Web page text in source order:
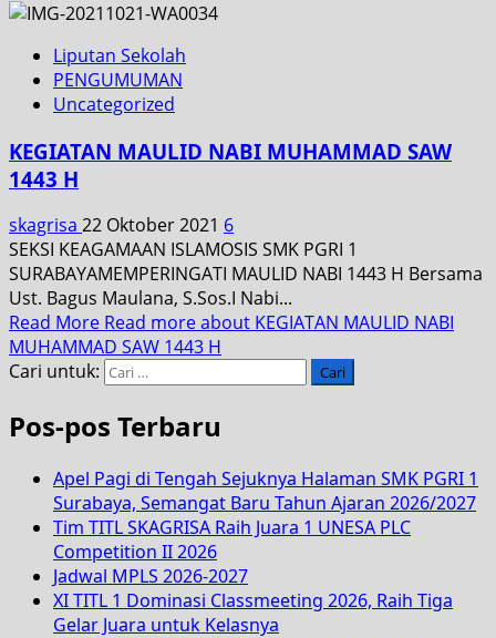
Liputan Sekolah
PENGUMUMAN
Uncategorized
KEGIATAN MAULID NABI MUHAMMAD SAW
1443 H
skagrisa 22 Oktober 2021 6
SEKSI KEAGAMAAN ISLAMOSIS SMK PGRI 1
SURABAYAMEMPERINGATI MAULID NABI 1443 H Bersama
Ust. Bagus Maulana, S.Sos.I Nabi...
Read More Read more about KEGIATAN MAULID NABI
MUHAMMAD SAW 1443 H
Cari untuk:
Pos-pos Terbaru
Apel Pagi di Tengah Sejuknya Halaman SMK PGRI 1
Surabaya, Semangat Baru Tahun Ajaran 2026/2027
Tim TITL SKAGRISA Raih Juara 1 UNESA PLC
Competition II 2026
Jadwal MPLS 2026-2027
XI TITL 1 Dominasi Classmeeting 2026, Raih Tiga
Gelar Juara untuk Kelasnya